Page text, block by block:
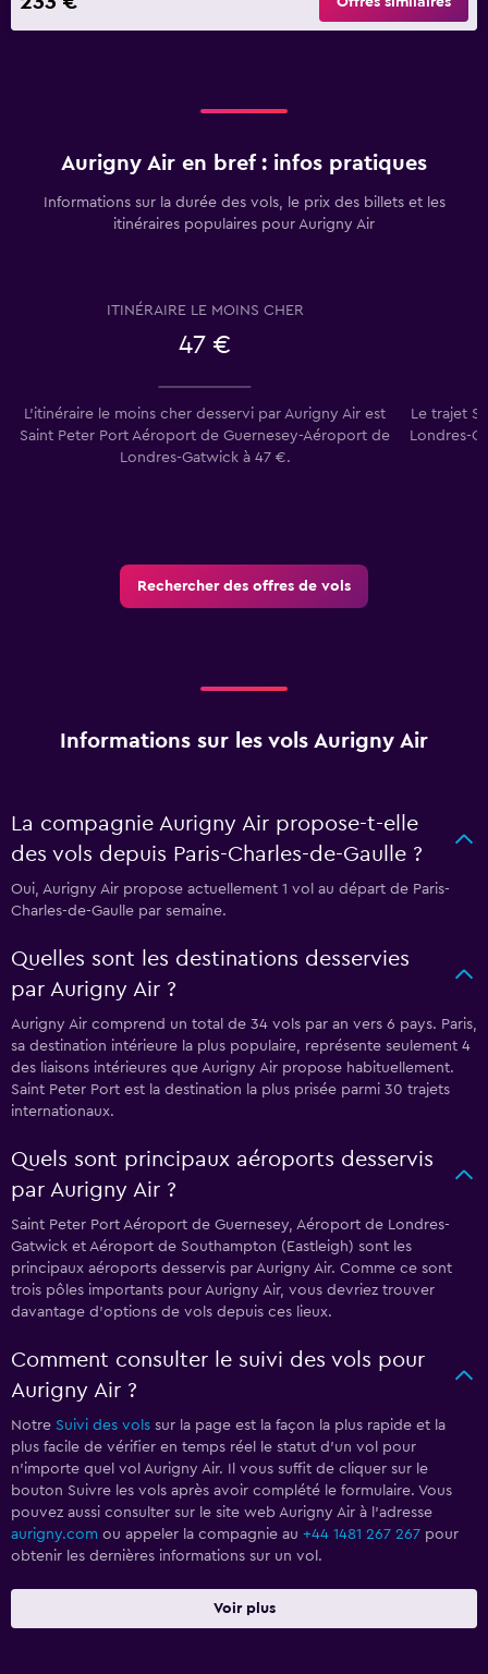
Aurigny Air en bref : infos pratiques
Informations sur la durée des vols, le prix des billets et les
itinéraires populaires pour Aurigny Air
ITINÉRAIRE LE MOINS CHER
47 €
L’itinéraire le moins cher desservi par Aurigny Air est
Saint Peter Port Aéroport de Guernesey-Aéroport de
Londres-Gatwick à 47 €.
Le trajet
Londres-
Rechercher des offres de vols
Informations sur les vols Aurigny Air
La compagnie Aurigny Air propose-t-elle
des vols depuis Paris-Charles-de-Gaulle ?
Oui, Aurigny Air propose actuellement 1 vol au départ de Paris-
Charles-de-Gaulle par semaine.
Quelles sont les destinations desservies
par Aurigny Air ?
Aurigny Air comprend un total de 34 vols par an vers 6 pays. Paris,
sa destination intérieure la plus populaire, représente seulement 4
des liaisons intérieures que Aurigny Air propose habituellement.
Saint Peter Port est la destination la plus prisée parmi 30 trajets
internationaux.
Quels sont principaux aéroports desservis
par Aurigny Air ?
Saint Peter Port Aéroport de Guernesey, Aéroport de Londres-
Gatwick et Aéroport de Southampton (Eastleigh) sont les
principaux aéroports desservis par Aurigny Air. Comme ce sont
trois pôles importants pour Aurigny Air, vous devriez trouver
davantage d'options de vols depuis ces lieux.
Comment consulter le suivi des vols pour
Aurigny Air ?
Notre Suivi des vols sur la page est la façon la plus rapide et la
plus facile de vérifier en temps réel le statut d'un vol pour
n'importe quel vol Aurigny Air. Il vous suffit de cliquer sur le
bouton Suivre les vols après avoir complété le formulaire. Vous
pouvez aussi consulter sur le site web Aurigny Air à l'adresse
aurigny.com ou appeler la compagnie au +44 1481 267 267 pour
obtenir les dernières informations sur un vol.
Voir plus